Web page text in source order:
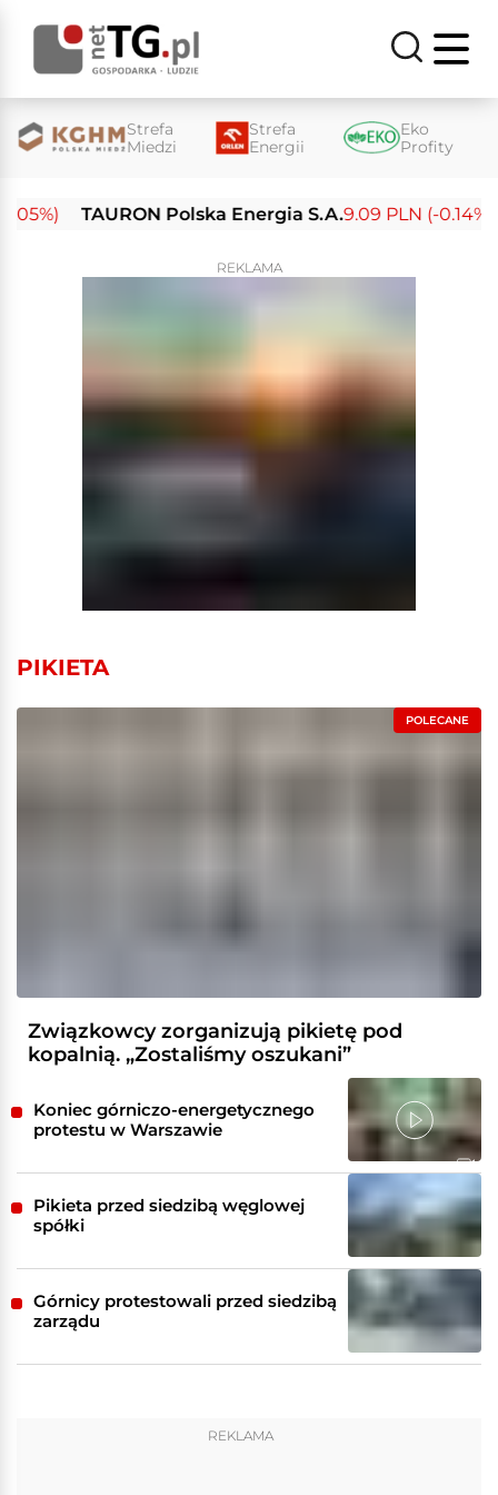
Strefa
Miedzi
Strefa
Energii
Eko
Profity
TAURON Polska Energia S.A.9.09 PLN (-0.14%)
REKLAMA
PIKIETA
POLECANE
Związkowcy zorganizują pikietę pod
kopalnią. „Zostaliśmy oszukani”
Koniec górniczo-energetycznego
protestu w Warszawie
Pikieta przed siedzibą węglowej
spółki
Górnicy protestowali przed siedzibą
zarządu
REKLAMA